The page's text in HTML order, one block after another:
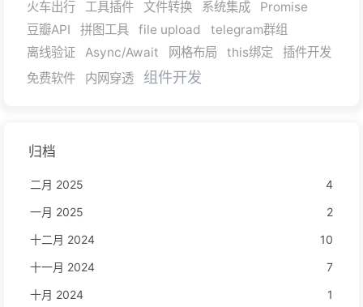
火车出行
工具插件 文件转换 系统集成
Promise
豆瓣API
拼图工具 file upload
telegram群组
离线验证
Async/Await 网格布局 this绑定
插件开发
免费软件
内网穿透 组件开发
归档
二月 2025
4
一月 2025
2
十二月 2024
10
十一月 2024
7
十月 2024
1